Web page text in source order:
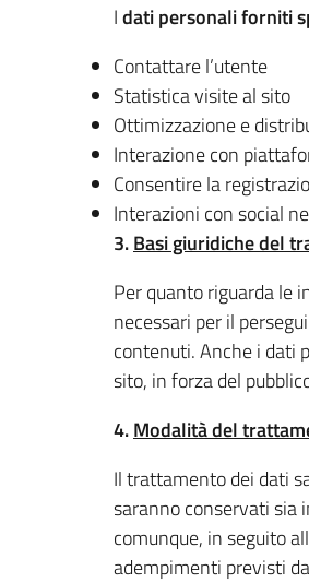
Idati personali forniti
Contattare l’utente
Statistica visite al sito
Ottimizzazione e
Interazione con
Consentire la
Interazioni con social
3.Basi giuridiche del
Per quanto riguarda le
necessari per il
contenuti. Anche i dati
sito, in forza del
4.Modalità del
Il trattamento dei dati
saranno conservati sia
comunque, in seguito
adempimenti previsti